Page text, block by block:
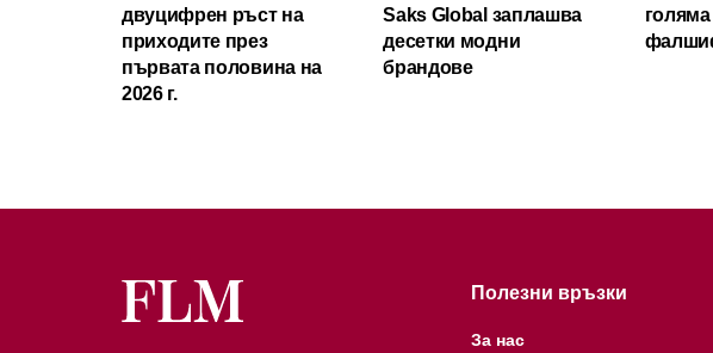
двуцифрен ръст на
приходите през
първата половина на
2026 г.
Saks Global заплашва
десетки модни
брандове
Полезни връзки
За нас